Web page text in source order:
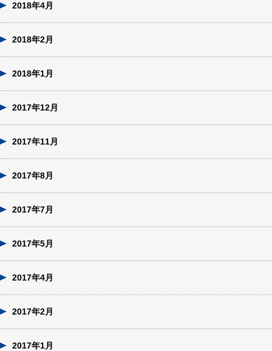
2018年4月
2018年2月
2018年1月
2017年12月
2017年11月
2017年8月
2017年7月
2017年5月
2017年4月
2017年2月
2017年1月